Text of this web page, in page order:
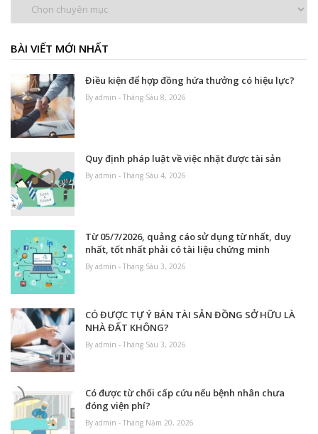
BÀI VIẾT MỚI NHẤT
Điều kiện để hợp đồng hứa thưởng có hiệu lực?
By admin - Tháng Sáu 8, 2026
Quy định pháp luật về việc nhặt được tài sản
By admin - Tháng Sáu 4, 2026
Từ 05/7/2026, quảng cáo sử dụng từ nhất, duy
nhất, tốt nhất phải có tài liệu chứng minh
By admin - Tháng Sáu 3, 2026
CÓ ĐƯỢC TỰ Ý BÁN TÀI SẢN ĐỒNG SỞ HỮU LÀ
NHÀ ĐẤT KHÔNG?
By admin - Tháng Sáu 3, 2026
Có được từ chối cấp cứu nếu bệnh nhân chưa
đóng viện phí?
By admin - Tháng Năm 20, 2026